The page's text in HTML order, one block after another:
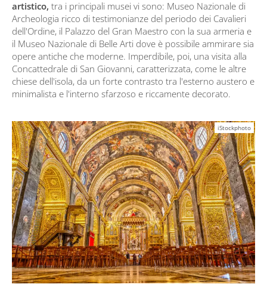
artistico, tra i principali musei vi sono: Museo Nazionale di
Archeologia ricco di testimonianze del periodo dei Cavalieri
dell'Ordine, il Palazzo del Gran Maestro con la sua armeria e
il Museo Nazionale di Belle Arti dove è possibile ammirare sia
opere antiche che moderne. Imperdibile, poi, una visita alla
Concattedrale di San Giovanni, caratterizzata, come le altre
chiese dell'isola, da un forte contrasto tra l'esterno austero e
minimalista e l'interno sfarzoso e riccamente decorato.
iStockphoto